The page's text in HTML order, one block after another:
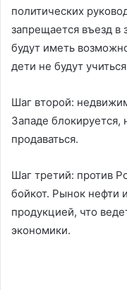
политических
запрещается въезд
будут иметь
дети не будут
Шаг второй:
Западе блокируется,
продаваться.
Шаг третий: против
бойкот. Рынок нефти
продукцией, что
экономики.